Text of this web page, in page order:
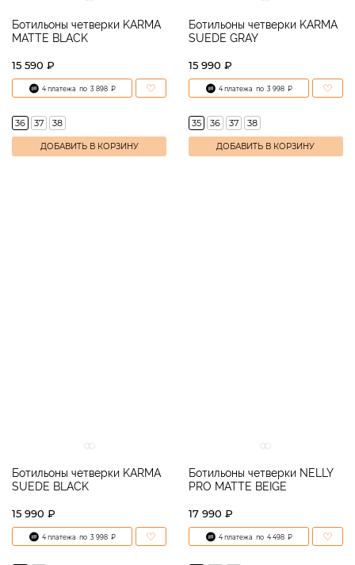
Ботильоны четверки KARMA
MATTE BLACK
15 590 ₽
4 платежа по 3 898 ₽
36 37 38
ДОБАВИТЬ В КОРЗИНУ
Ботильоны четверки KARMA
SUEDE GRAY
15 990 ₽
4 платежа по 3 998 ₽
35 36 37 38
ДОБАВИТЬ В КОРЗИНУ
Ботильоны четверки KARMA
SUEDE BLACK
15 990 ₽
4 платежа по 3 998 ₽
Ботильоны четверки NELLY
PRO MATTE BEIGE
17 990 ₽
4 платежа по 4 498 ₽